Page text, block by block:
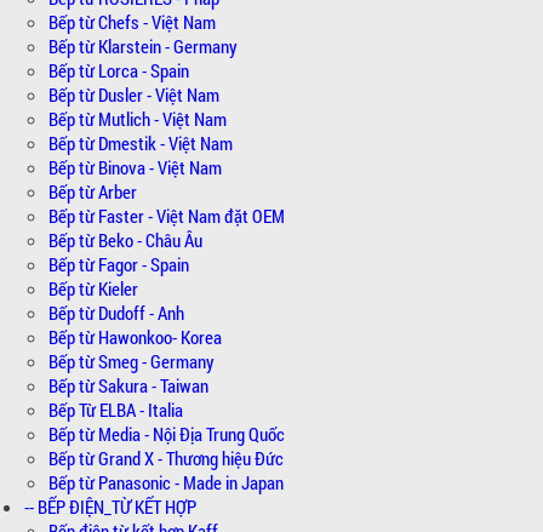
Bếp từ Chefs - Việt Nam
Bếp từ Klarstein - Germany
Bếp từ Lorca - Spain
Bếp từ Dusler - Việt Nam
Bếp từ Mutlich - Việt Nam
Bếp từ Dmestik - Việt Nam
Bếp từ Binova - Việt Nam
Bếp từ Arber
Bếp từ Faster - Việt Nam đặt OEM
Bếp từ Beko - Châu Âu
Bếp từ Fagor - Spain
Bếp từ Kieler
Bếp từ Dudoff - Anh
Bếp từ Hawonkoo- Korea
Bếp từ Smeg - Germany
Bếp từ Sakura - Taiwan
Bếp Từ ELBA - Italia
Bếp từ Media - Nội Địa Trung Quốc
Bếp từ Grand X - Thương hiệu Đức
Bếp từ Panasonic - Made in Japan
-- BẾP ĐIỆN_TỪ KẾT HỢP